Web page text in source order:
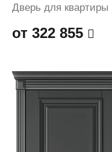
Дверь для квартиры
от 322 855